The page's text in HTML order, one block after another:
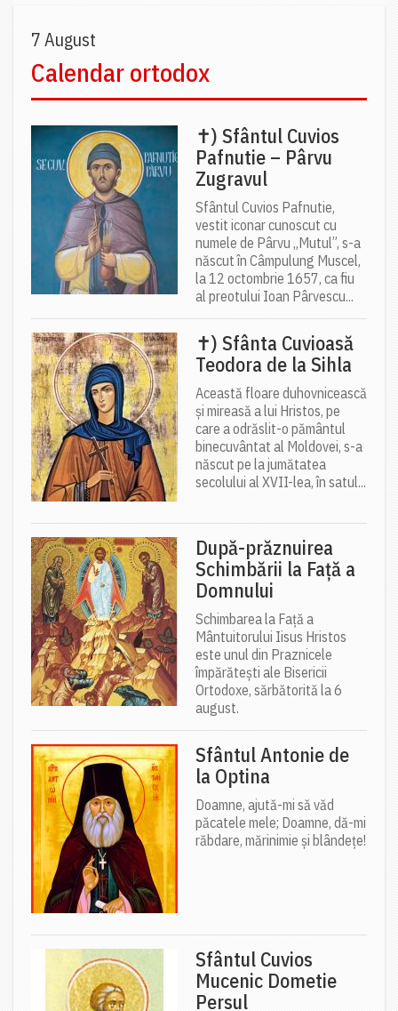
7 August
Calendar ortodox
✝) Sfântul Cuvios
Pafnutie – Pârvu
Zugravul
Sfântul Cuvios Pafnutie,
vestit iconar cunoscut cu
numele de Pârvu „Mutul”, s-a
născut în Câmpulung Muscel,
la 12 octombrie 1657, ca fiu
al preotului Ioan Pârvescu...
✝) Sfânta Cuvioasă
Teodora de la Sihla
Această floare duhovnicească
și mireasă a lui Hristos, pe
care a odrăslit-o pământul
binecuvântat al Moldovei, s-a
născut pe la jumătatea
secolului al XVII-lea, în satul...
După-prăznuirea
Schimbării la Față a
Domnului
Schimbarea la Față a
Mântuitorului Iisus Hristos
este unul din Praznicele
împărătești ale Bisericii
Ortodoxe, sărbătorită la 6
august.
Sfântul Antonie de
la Optina
Doamne, ajută-mi să văd
păcatele mele; Doamne, dă-mi
răbdare, mărinimie şi blândeţe!
Sfântul Cuvios
Mucenic Dometie
Persul